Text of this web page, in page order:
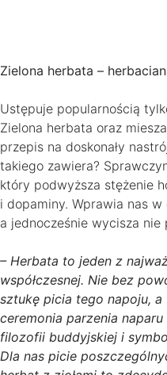
Zielona herbata –
Ustępuje popularnością
Zielona herbata oraz
przepis na doskonały
takiego zawiera?
który podwyższa stężenie
i dopaminy. Wprawia nas w
a jednocześnie wycisza nie
– Herbata to jeden z
współczesnej. Nie bez
sztukę picia tego napoju,
ceremonia parzenia
filozofii buddyjskiej i
Dla nas picie